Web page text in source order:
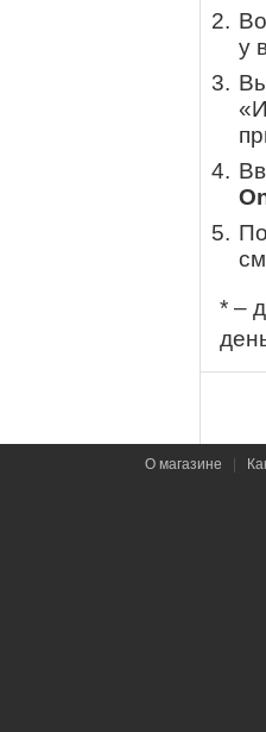
у
* –
О магазине